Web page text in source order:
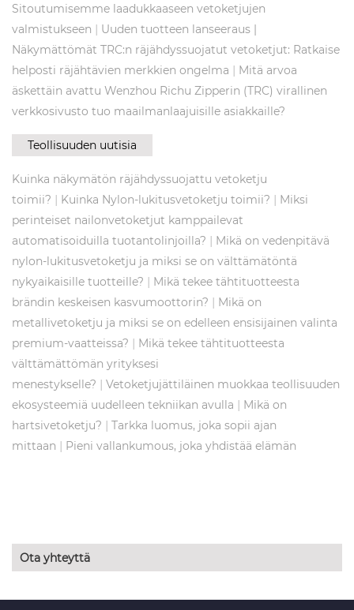
Sitoutumisemme laadukkaaseen vetoketjujen
valmistukseen | Uuden tuotteen lanseeraus |
Näkymättömät TRC:n räjähdyssuojatut vetoketjut: Ratkaise
helposti räjähtävien merkkien ongelma | Mitä arvoa
äskettäin avattu Wenzhou Richu Zipperin (TRC) virallinen
verkkosivusto tuo maailmanlaajuisille asiakkaille?
Teollisuuden uutisia
Kuinka näkymätön räjähdyssuojattu vetoketju
toimii? | Kuinka Nylon-lukitusvetoketju toimii? | Miksi
perinteiset nailonvetoketjut kamppailevat
automatisoiduilla tuotantolinjoilla? | Mikä on vedenpitävä
nylon-lukitusvetoketju ja miksi se on välttämätöntä
nykyaikaisille tuotteille? | Mikä tekee tähtituotteesta
brändin keskeisen kasvumoottorin? | Mikä on
metallivetoketju ja miksi se on edelleen ensisijainen valinta
premium-vaatteissa? | Mikä tekee tähtituotteesta
välttämättömän yrityksesi
menestykselle? | Vetoketjujättiläinen muokkaa teollisuuden
ekosysteemiä uudelleen tekniikan avulla | Mikä on
hartsivetoketju? | Tarkka luomus, joka sopii ajan
mittaan | Pieni vallankumous, joka yhdistää elämän
Ota yhteyttä